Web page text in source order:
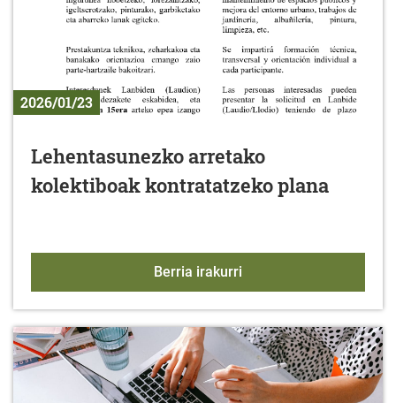
2026/01/23
Lehentasunezko arretako
kolektiboak kontratatzeko plana
Berria irakurri